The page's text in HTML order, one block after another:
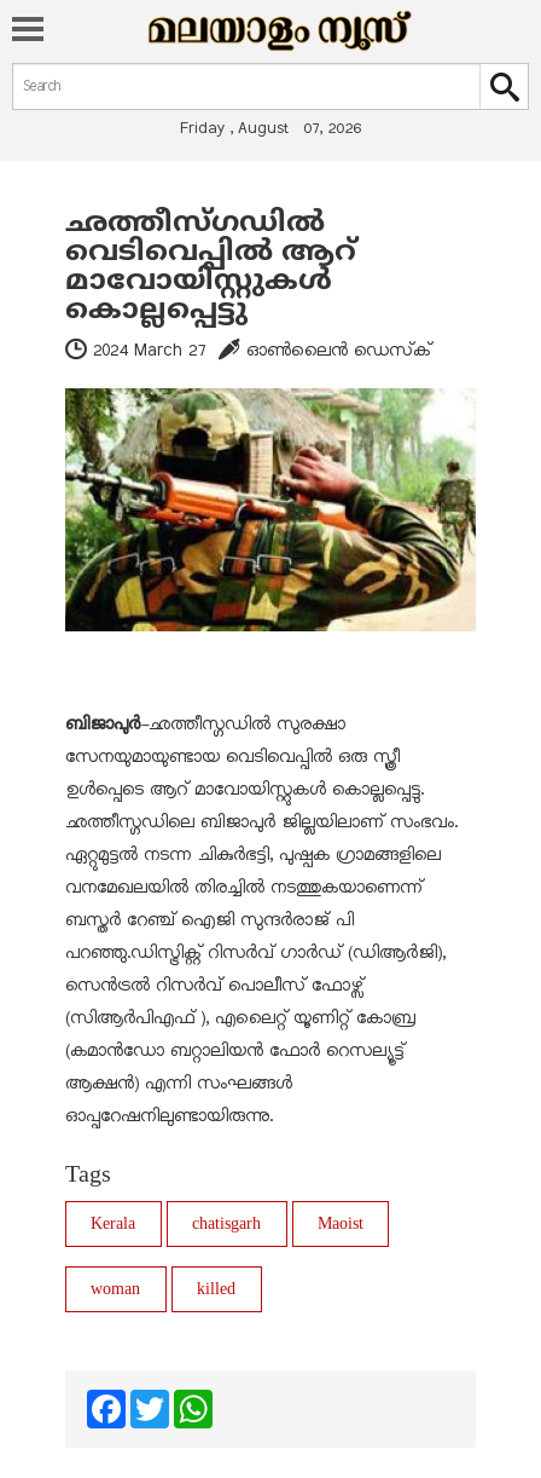
Search form
Search
Friday , August 07, 2026
You are here
ഛത്തീസ്ഗഡില്‍
വെടിവെപ്പില്‍ ആറ്
മാവോയിസ്റ്റുകള്‍
കൊല്ലപ്പെട്ടു
2024 March 27 ഓണ്‍ലൈന്‍ ഡെസ്‌ക്
ബിജാപുര്‍-ഛത്തീസ്ഗഡില്‍ സുരക്ഷാ
സേനയുമായുണ്ടായ വെടിവെപ്പില്‍ ഒരു സ്ത്രീ
ഉള്‍പ്പെടെ ആറ് മാവോയിസ്റ്റുകള്‍ കൊല്ലപ്പെട്ടു.
ഛത്തീസ്ഗഡിലെ ബിജാപുര്‍ ജില്ലയിലാണ് സംഭവം.
ഏറ്റുമുട്ടല്‍ നടന്ന ചികുര്‍ഭട്ടി, പുഷ്പക ഗ്രാമങ്ങളിലെ
വനമേഖലയില്‍ തിരച്ചില്‍ നടത്തുകയാണെന്ന്
ബസ്തര്‍ റേഞ്ച് ഐജി സുന്ദര്‍രാജ് പി
പറഞ്ഞു.ഡിസ്ട്രിക്റ്റ് റിസര്‍വ് ഗാര്‍ഡ് (ഡിആര്‍ജി),
സെന്‍ട്രല്‍ റിസര്‍വ് പൊലീസ് ഫോഴ്സ്
(സിആര്‍പിഎഫ്), എലൈറ്റ് യൂണിറ്റ് കോബ്ര
(കമാന്‍ഡോ ബറ്റാലിയന്‍ ഫോര്‍ റെസല്യൂട്ട്
ആക്ഷന്‍) എന്നി സംഘങ്ങള്‍
ഓപ്പറേഷനിലുണ്ടായിരുന്നു.
Tags
Kerala chatisgarh Maoist
woman killed
FacebookTwitter